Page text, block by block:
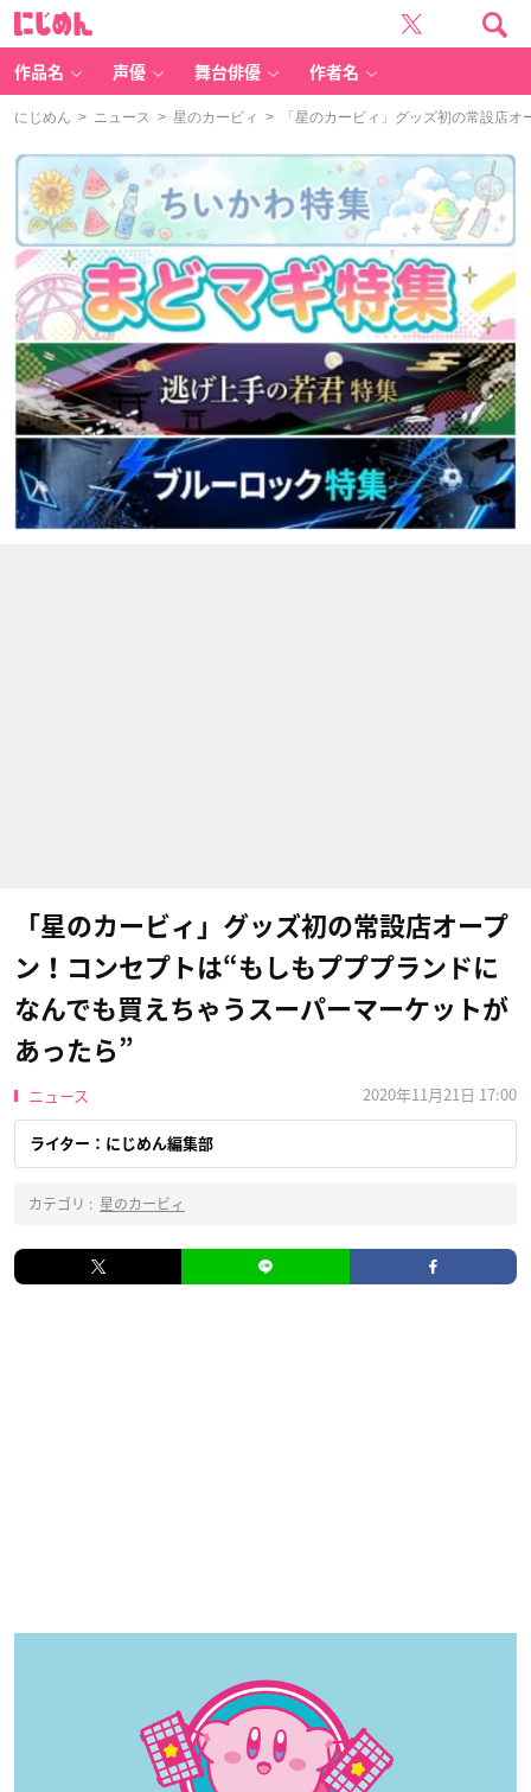
作品名 声優 舞台俳優 作者名
にじめん > ニュース > 星のカービィ > 「星のカービィ」グッズ初の常設店オ
「星のカービィ」グッズ初の常設店オープ
ン！コンセプトは“もしもプププランドに
なんでも買えちゃうスーパーマーケットが
あったら”
ニュース 2020年11月21日 17:00
ライター：にじめん編集部
カテゴリ : 星のカービィ